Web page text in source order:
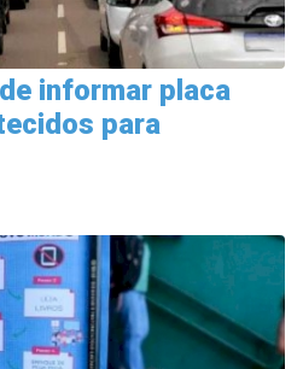
informar placa
para